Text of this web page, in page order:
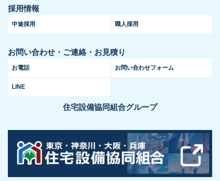
採用情報
中途採用 職人採用
お問い合わせ・ご連絡・お見積り
お電話 お問い合わせフォーム
LINE
住宅設備協同組合グループ